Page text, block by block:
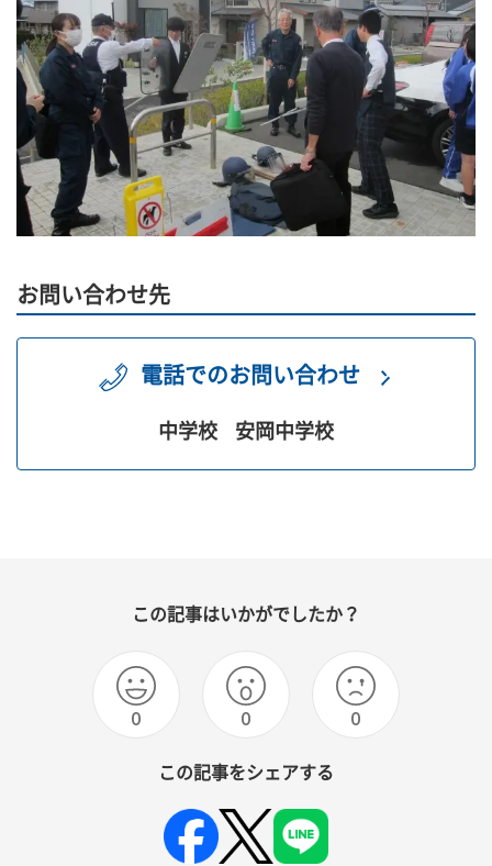
お問い合わせ先
電話でのお問い合わせ
中学校 安岡中学校
この記事はいかがでしたか？
0 0 0
この記事をシェアする